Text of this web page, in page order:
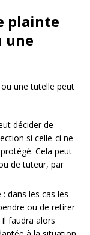
plainte
une
une tutelle peut
décider de
si celle-ci ne
Cela peut
de tuteur, par
dans les cas les
ou de retirer
faudra alors